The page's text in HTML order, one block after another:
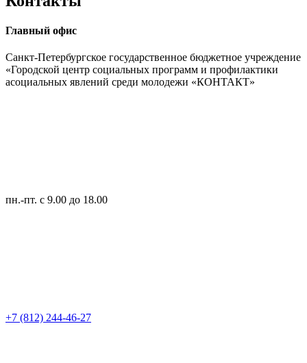
Главный офис
Санкт-Петербургское государственное бюджетное учреждение
«Городской центр социальных программ и профилактики
асоциальных явлений среди молодежи «КОНТАКТ»
пн.-пт. с 9.00 до 18.00
+7 (812) 244-46-27